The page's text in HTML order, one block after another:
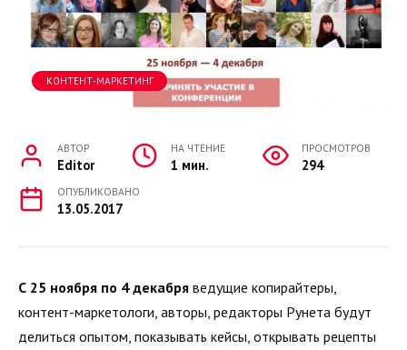
КОНТЕНТ-МАРКЕТИНГ
АВТОР
Editor
НА ЧТЕНИЕ
1 мин.
ПРОСМОТРОВ
294
ОПУБЛИКОВАНО
13.05.2017
С 25 ноября по 4 декабря ведущие копирайтеры,
контент-маркетологи, авторы, редакторы Рунета будут
делиться опытом, показывать кейсы, открывать рецепты